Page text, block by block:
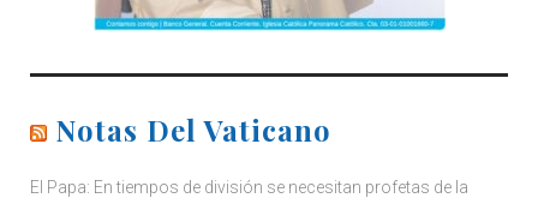
Notas Del Vaticano
El Papa: En tiempos de división se necesitan profetas de la